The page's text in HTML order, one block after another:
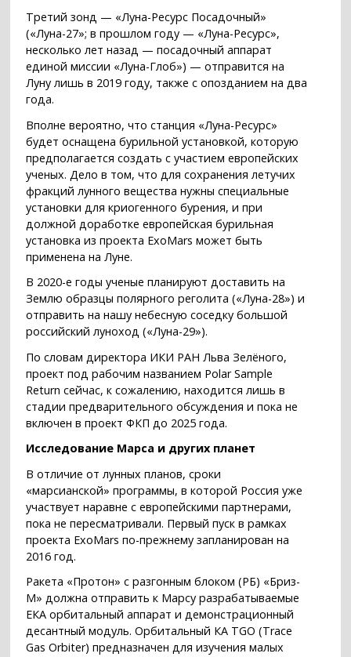
Третий зонд — «Луна-Ресурс Посадочный»
(«Луна-27»; в прошлом году — «Луна-Ресурс»,
несколько лет назад — посадочный аппарат
единой миссии «Луна-Глоб») — отправится на
Луну лишь в 2019 году, также с опозданием на два
года.
Вполне вероятно, что станция «Луна-Ресурс»
будет оснащена бурильной установкой, которую
предполагается создать с участием европейских
ученых. Дело в том, что для сохранения летучих
фракций лунного вещества нужны специальные
установки для криогенного бурения, и при
должной доработке европейская бурильная
установка из проекта ExoMars может быть
применена на Луне.
В 2020-е годы ученые планируют доставить на
Землю образцы полярного реголита («Луна-28») и
отправить на нашу небесную соседку большой
российский луноход («Луна-29»).
По словам директора ИКИ РАН Льва Зелёного,
проект под рабочим названием Polar Sample
Return сейчас, к сожалению, находится лишь в
стадии предварительного обсуждения и пока не
включен в проект ФКП до 2025 года.
Исследование Марса и других планет
В отличие от лунных планов, сроки
«марсианской» программы, в которой Россия уже
участвует наравне с европейскими партнерами,
пока не пересматривали. Первый пуск в рамках
проекта ExoMars по-прежнему запланирован на
2016 год.
Ракета «Протон» с разгонным блоком (РБ) «Бриз-
М» должна отправить к Марсу разрабатываемые
ЕКА орбитальный аппарат и демонстрационный
десантный модуль. Орбитальный КА TGO (Trace
Gas Orbiter) предназначен для изучения малых